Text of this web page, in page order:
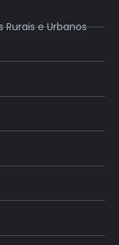
e Urbanos